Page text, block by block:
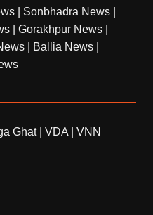
Sonbhadra News
Gorakhpur News
Ballia News
Ghat| VDA VNN